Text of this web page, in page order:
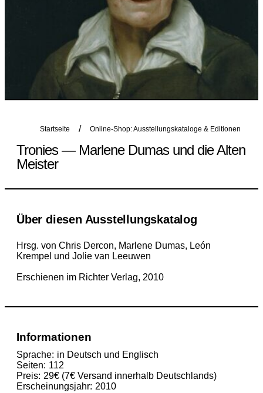
Startseite Online-Shop: Ausstellungskataloge & Editionen
Tronies — Marlene Dumas und die Alten
Meister
Über diesen Ausstellungskatalog
Hrsg. von Chris Dercon, Marlene Dumas, León
Krempel und Jolie van Leeuwen
Erschienen im Richter Verlag, 2010
Informationen
Sprache in Deutsch und Englisch
Seiten
112
Preis 29€ (7€ Versand innerhalb Deutschlands)
Erscheinungsjahr 2010